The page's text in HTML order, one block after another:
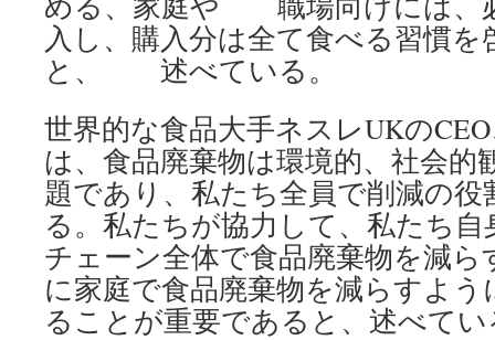
入し、購入分は全て食べる習慣を
と、 述べている。
世界的な食品大手ネスレUKの
は、食品廃棄物は環境的、社会的
題であり、私たち全員で削減の
る。私たちが協力して、私たち
チェーン全体で食品廃棄物を減
に家庭で食品廃棄物を減らすよ
ることが重要であると、述べて